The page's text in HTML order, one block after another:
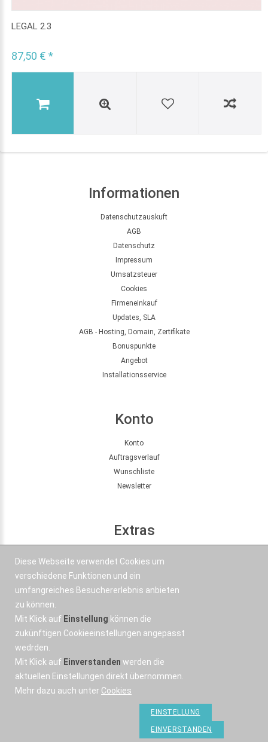
LEGAL 2.3
87,50 € *
Informationen
Datenschutzauskuft
AGB
Datenschutz
Impressum
Umsatzsteuer
Cookies
Firmeneinkauf
Updates, SLA
AGB - Hosting, Domain, Zertifikate
Bonuspunkte
Angebot
Installationsservice
Konto
Konto
Auftragsverlauf
Wunschliste
Newsletter
Extras
Kontakt
Email
OSWorX © 2026
Diese Webseite verwendet Cookies um
verschiedene Funktionen und ein
umfangreiches Besuchererlebnis anbieten
zu können.
Mit Klick auf Einstellung können die
zukünftigen Cookieeinstellungen angepasst
wedrden.
Mit Klick auf Einverstanden werden die
aktuellen Einstellungen direkt übernommen.
Mehr dazu auch unter Cookies
EINSTELLUNG
EINVERSTANDEN